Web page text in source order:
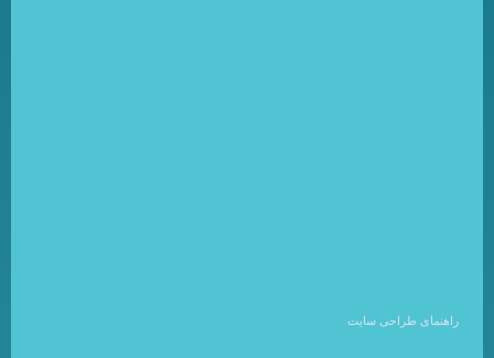
راهنمای طراحی سایت